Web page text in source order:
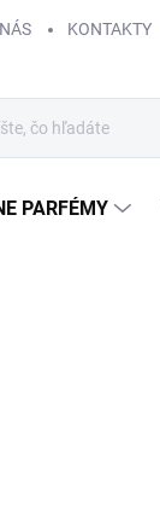
KONTAKTY
PARFÉMY